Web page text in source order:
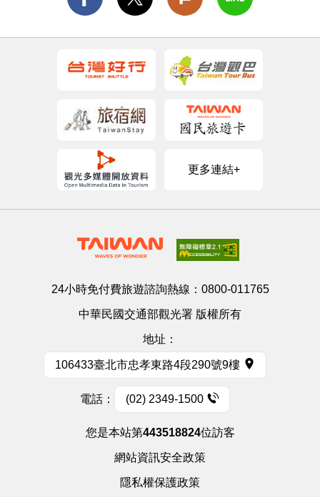
更多連結+
24小時免付費旅遊諮詢熱線： 0800-011765
中華民國交通部觀光署 版權所有
地址：
106433臺北市忠孝東路4段290號9樓
電話： (02) 2349-1500
您是本站第443518824位訪客
網站資訊安全政策
隱私權保護政策